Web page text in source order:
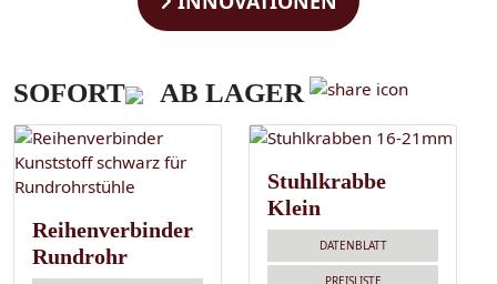
SOFORT AB LAGER
Reihenverbinder
Rundrohr
Stuhlkrabbe
Klein
DATENBLATT
PREISLISTE